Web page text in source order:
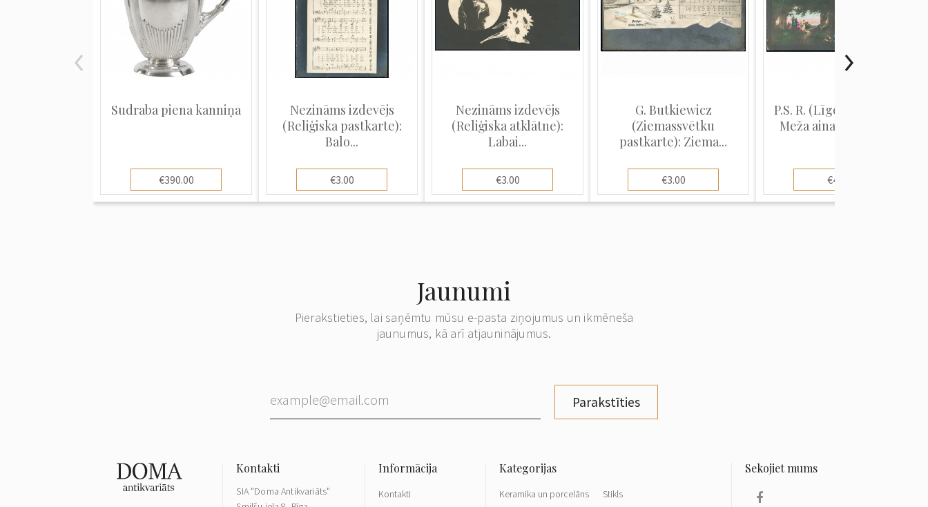
Sudraba piena kanniņa
€390.00
Nezināms izdevējs
(Reliģiska pastkarte):
Balo...
€3.00
Nezināms izdevējs
(Reliģiska atklātne):
Labai...
€3.00
G. Butkiewicz
(Ziemassvētku
pastkarte): Ziema...
€3.00
P.S. R. (Līgo pastkarte):
Meža ainava, Līgo d...
€4.00
Jaunumi
Pierakstieties, lai saņēmtu mūsu e-pasta ziņojumus un ikmēneša
jaunumus, kā arī atjauninājumus.
Parakstīties
SIA "Doma Antikvariāts"
Kontakti Keramika un porcelāns Stikls